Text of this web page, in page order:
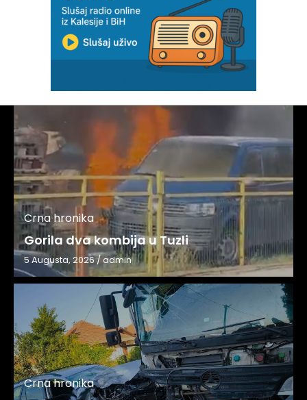
Crna hronika
Gorila dva kombija u Tuzli
5 Augusta, 2026/admin
Crna hronika